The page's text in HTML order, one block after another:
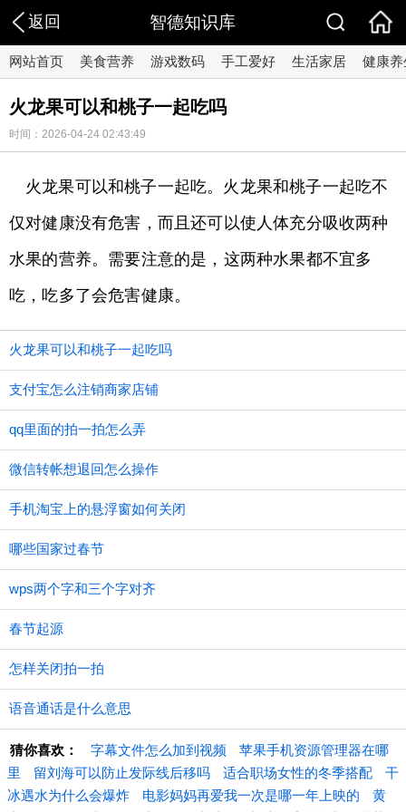
返回 智德知识库
网站首页 美食营养 游戏数码 手工爱好 生活家居 健康养
火龙果可以和桃子一起吃吗
时间：2026-04-24 02:43:49
火龙果可以和桃子一起吃。火龙果和桃子一起吃不
仅对健康没有危害，而且还可以使人体充分吸收两种
水果的营养。需要注意的是，这两种水果都不宜多
吃，吃多了会危害健康。
火龙果可以和桃子一起吃吗
支付宝怎么注销商家店铺
qq里面的拍一拍怎么弄
微信转帐想退回怎么操作
手机淘宝上的悬浮窗如何关闭
哪些国家过春节
wps两个字和三个字对齐
春节起源
怎样关闭拍一拍
语音通话是什么意思
猜你喜欢： 字幕文件怎么加到视频
苹果手机资源管理器在哪
里
留刘海可以防止发际线后移吗 适合职场女性的冬季搭配
干
冰遇水为什么会爆炸
电影妈妈再爱我一次是哪一年上映的
黄